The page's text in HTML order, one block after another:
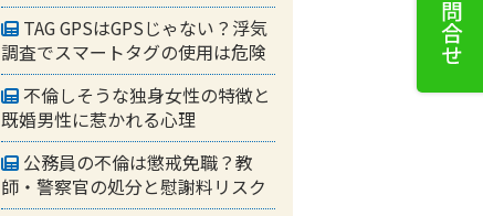
TAG GPSはGPSじゃない？浮気
調査でスマートタグの使用は危険
不倫しそうな独身女性の特徴と
既婚男性に惹かれる心理
公務員の不倫は懲戒免職？教
師・警察官の処分と慰謝料リスク